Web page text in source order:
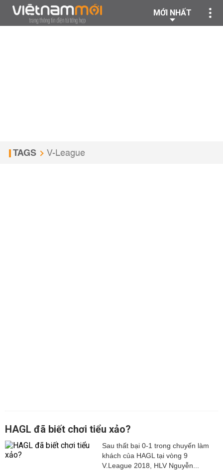
MỚI NHẤT
TAGS V-League
HAGL đã biết chơi tiểu xảo?
Sau thất bại 0-1 trong chuyến làm
khách của HAGL tại vòng 9
V.League 2018, HLV Nguyễn...